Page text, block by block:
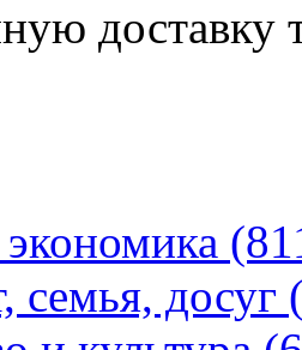
доставку
досуг